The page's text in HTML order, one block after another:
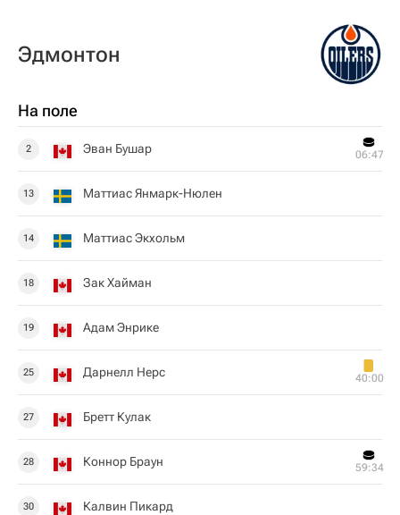
Эдмонтон
На поле
2 Эван Бушар 06:47
13 Маттиас Янмарк-Нюлен
14 Маттиас Экхольм
18 Зак Хайман
19 Адам Энрике
25 Дарнелл Нерс 40:00
27 Бретт Кулак
28 Коннор Браун 59:34
30 Калвин Пикард